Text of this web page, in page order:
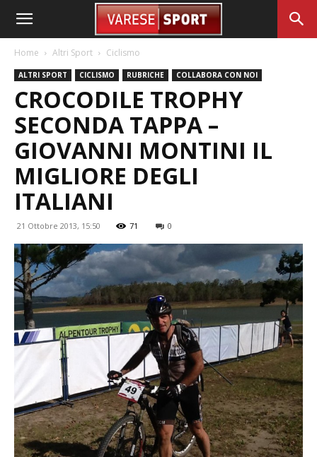
Home Altri Sport Ciclismo
ALTRI SPORT CICLISMO RUBRICHE COLLABORA CON NOI
CROCODILE TROPHY
SECONDA TAPPA –
GIOVANNI MONTINI IL
MIGLIORE DEGLI
ITALIANI
21 Ottobre 2013, 15:50 71 0